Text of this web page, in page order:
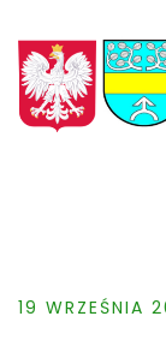
to
content
19 WRZEŚNIA